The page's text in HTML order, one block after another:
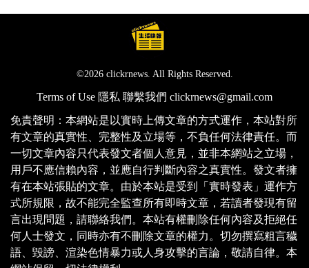
©2026 clickrnews. All Rights Reserved.
Terms of Use 隱私 聯繫我們 clickrnews@gmail.com
免責聲明：本網站是以實時上傳文章的方式運作，本站對所
有文章的真實性、完整性及立場等，不負任何法律責任。而
一切文章內容只代表發文者個人意見，並非本網站之立場，
用戶不應信賴內容，並應自行判斷內容之真實性。發文者擁
有在本站張貼的文章。由於本站是受到「實時發表」運作方
式所規限，故不能完全監查所有即時文章，若讀者發現有留
言出現問題，請聯絡我們。本站有權刪除任何內容及拒絕任
何人士發文，同時亦有不刪除文章的權力。切勿撰寫粗言穢
語、毀謗、渲染色情暴力或人身攻擊的言論，敬請自律。本